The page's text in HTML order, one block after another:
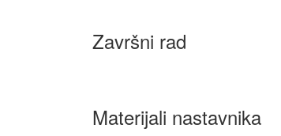
Završni rad
Materijali nastavnika